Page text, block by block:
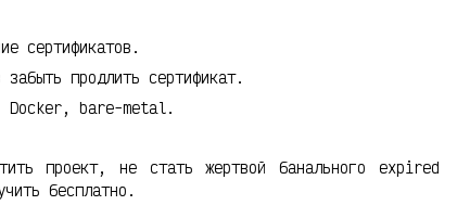
сертификатов.
продлить сертификат.
Docker, bare-metal.
проект, не стать жертвой банального expired
бесплатно.